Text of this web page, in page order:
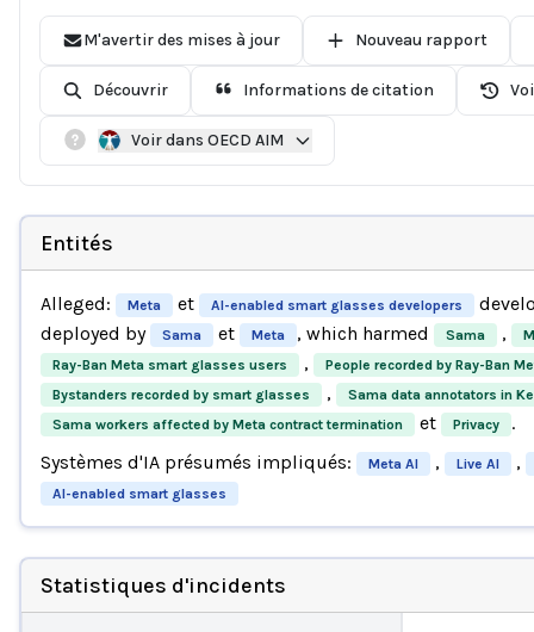
M'avertir des mises à jour Nouveau rapport
Découvrir Informations de citation
Voir dans OECD AIM
Entités
Alleged: Meta et AI-enabled smart glasses developers
deployed by
Sama et Meta , which harmed Sama ,
Ray-Ban Meta smart glasses users
,
People recorded by Ray-Ban
Bystanders recorded by smart glasses
,
Sama data annotators in
Sama workers affected by Meta contract termination
et Privacy
.
Systèmes d'IA présumés impliqués:
Meta AI , Live AI ,
AI-enabled smart glasses
Statistiques d'incidents